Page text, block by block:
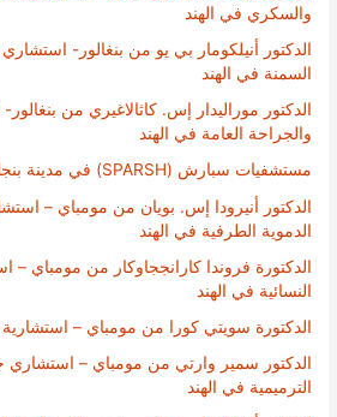
والسكري في الهند
الدكتور أنيلكومار بي يو من بنغالور-
السمنة في الهند
الدكتور موراليدار إس. كاثالاغيري من
والجراحة العامة في الهند
مستشفيات سبارش (SPARSH) في مدينة بنجالور
الدكتور أنيرودا إس. بويان من مومباي –
الدموية الطرفية في الهند
الدكتورة فروندا كارانججاوكار من مومباي –
النسائية في الهند
الدكتورة سويتي كورا من مومباي – استشارية
الدكتور سمير وارتي من مومباي – استشاري
الترميمية في الهند